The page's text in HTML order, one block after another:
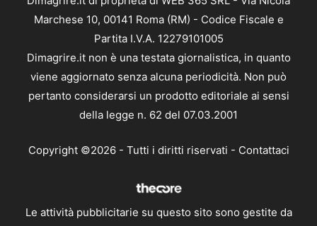
Marchese 10, 00141 Roma (RM) - Codice Fiscale e
Partita I.V.A. 12279101005
Dimagrire.it non è una testata giornalistica, in quanto
viene aggiornato senza alcuna periodicità. Non può
pertanto considerarsi un prodotto editoriale ai sensi
della legge n. 62 del 07.03.2001
Copyright ©2026 - Tutti i diritti riservati - Contattaci
Le attività pubblicitarie su questo sito sono gestite da